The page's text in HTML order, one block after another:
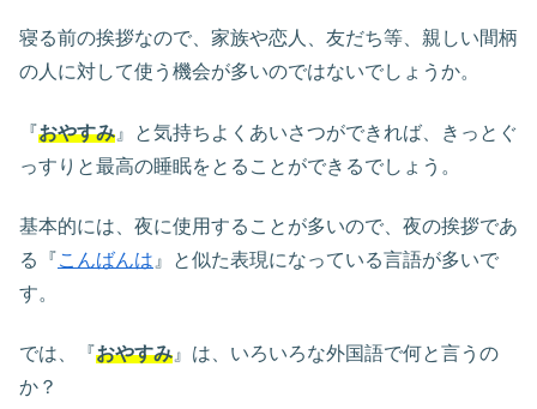
寝る前の挨拶なので、家族や恋人、友だち等、親しい間柄
の人に対して使う機会が多いのではないでしょうか。
『おやすみ 』と気持ちよくあいさつができれば、きっとぐ
っすりと最高の睡眠をとることができるでしょう。
基本的には、夜に使用することが多いので、夜の挨拶であ
る『こんばんは 』と似た表現になっている言語が多いで
す。
では、『おやすみ 』は、いろいろな外国語で何と言うの
か？